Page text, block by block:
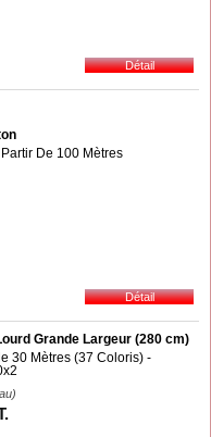
De 100 Mètres
Grande Largeur (280 cm)
30 Mètres (37 Coloris) -